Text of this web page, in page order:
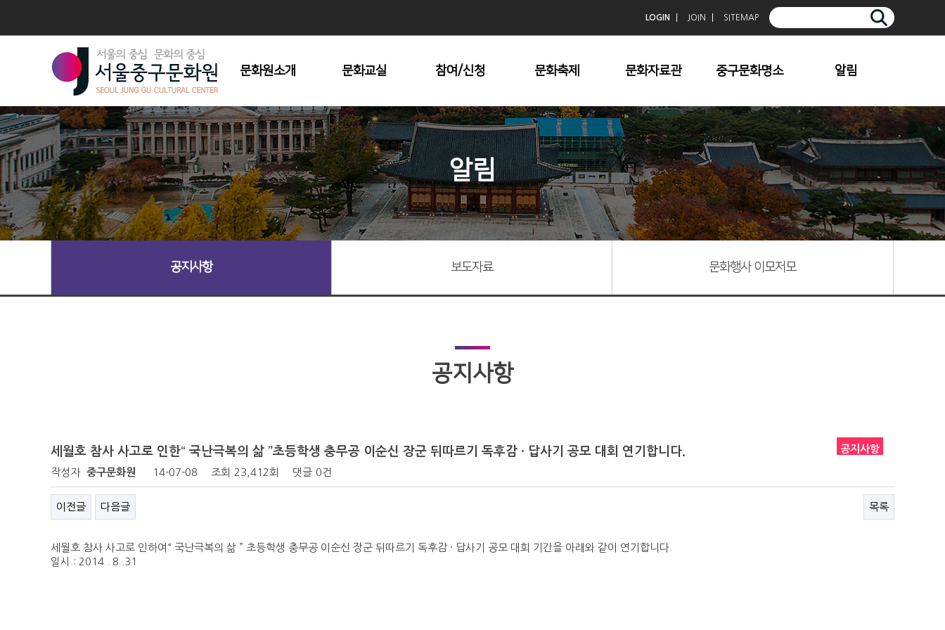
LOGIN JOIN SITEMAP
문화원소개
인사말
연혁
조직도
주요사업
시설현황
회원모집
문화교실
수강안내
참여/신청
문화원 대관
문화재탐방
지방문화답사
문화축제
남산자락숲길
전시회
명동시낭송콘서트
충무공거북선대축
제
장충단추모제
중구미술협회전
문화자료관
중구향토사
중구문화
중구문예
중구사진공모전입
상작
중심전
중구문화명소
청계천
덕수궁
한옥마을
명동/충무로
남산
기타명소
알림
공지사항
보도자료
문화행사 이모저모
알림
공지사항 보도자료 문화행사 이모저모
공지사항
공지사항
세월호 참사 사고로 인한“ 국난극복의 삶 ”초등학생 충무공 이순신 장군 뒤따르기 독후감 · 답사기 공모 대회 연기합니다.
작성자 중구문화원 14-07-08 조회 23,412회 댓글 0건
이전글 다음글 목록
세월호 참사 사고로 인하여“ 국난극복의 삶 ” 초등학생 충무공 이순신 장군 뒤따르기 독후감 · 답사기 공모 대회 기간을 아래와 같이 연기합니다.
일시 : 2014 . 8 .31